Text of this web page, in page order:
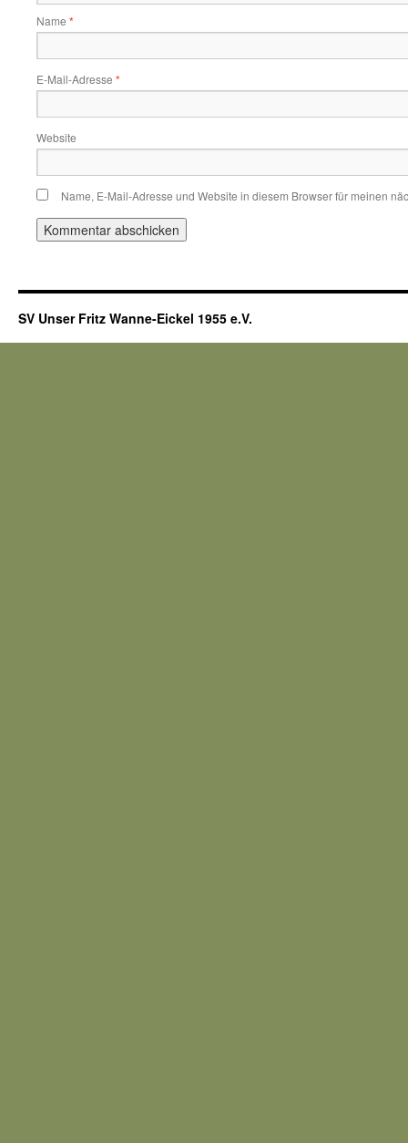
Name *
E-Mail-Adresse *
Website
Name, E-Mail-Adresse und Website in diesem Browser für meinen
SV Unser Fritz Wanne-Eickel 1955 e.V.